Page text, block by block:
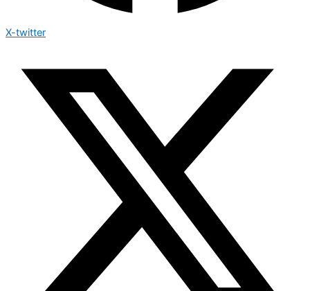
X-twitter